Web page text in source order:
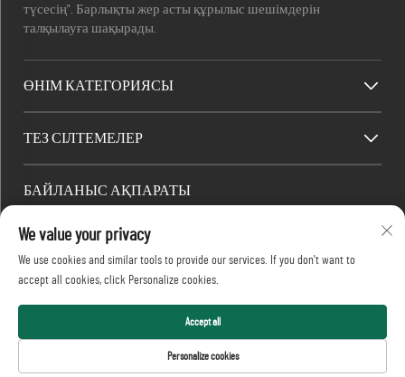
түсесің". Барлықты жер асты құрылыс шешімдерін
талқылауға шақырады.
ӨНІМ КАТЕГОРИЯСЫ
ТЕЗ СІЛТЕМЕЛЕР
БАЙЛАНЫС АҚПАРАТЫ
Office add : 688-үй, Шапинг өнеркәсіп паркі, Кайфу ауданы,
Электрондық пошта:[email protected]
© 2026 Realtop Heavy Industry Co., Ltd. Барлық құқықтар
қорғалған.
Жеке деректерді қорғау саясаты
We value your privacy
We use cookies and similar tools to provide our services. If you don't want to
accept all cookies, click Personalize cookies.
Personalize cookies
Accept all